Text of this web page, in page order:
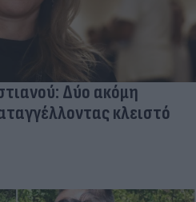
Δύο ακόμη
κλειστό